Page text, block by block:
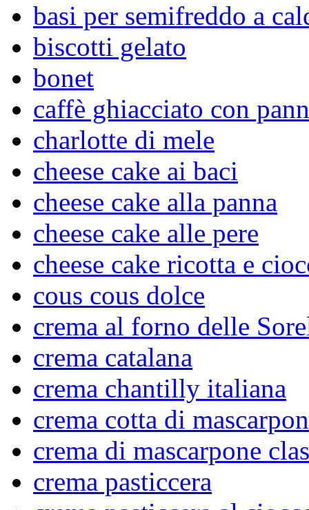
basi per semifreddo a
biscotti gelato
bonet
caffè ghiacciato con
charlotte di mele
cheese cake ai baci
cheese cake alla panna
cheese cake alle pere
cheese cake ricotta e
cous cous dolce
crema al forno delle
crema catalana
crema chantilly italiana
crema cotta di
crema di mascarpone
crema pasticcera